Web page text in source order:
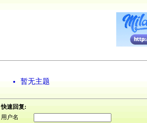
暂无主题
快速回复:
用户名